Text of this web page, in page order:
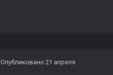
Опубликовано 21 апреля